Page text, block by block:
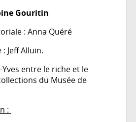
Gouritin
: Anna Quéré
Jeff Alluin.
entre le riche et le
du Musée de
: